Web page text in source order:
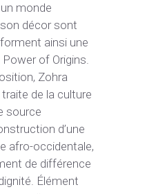
monde
décor sont
ainsi une
of Origins.
Zohra
de la culture
source
d’une
afro-occidentale,
de différence
Élément